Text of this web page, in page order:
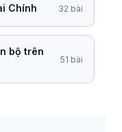
Excel
Chính 32 bài
Doanh (Mẫu B02)
bộ trên
51 bài